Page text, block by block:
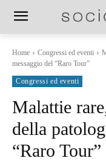
Home Congressi ed eventi
messaggio del “Raro Tour”
Congressi ed eventi
Malattie
della
“Raro Tour”